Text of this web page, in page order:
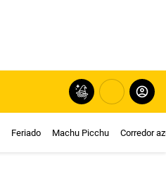
Feriado Machu Picchu Corredor